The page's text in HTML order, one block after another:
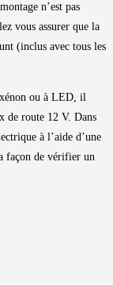
n’est pas
vous assurer que la
(inclus avec tous les
xénon ou à LED, il
de route 12 V. Dans
à l’aide d’une
façon de vérifier un